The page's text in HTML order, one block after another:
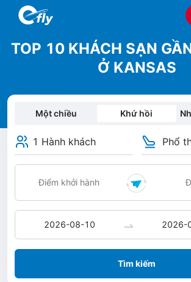
TOP 10 KHÁCH SẠN
Ở KANSAS
Một chiều Khứ hồi
1 Hành khách Phổ
Tìm kiếm